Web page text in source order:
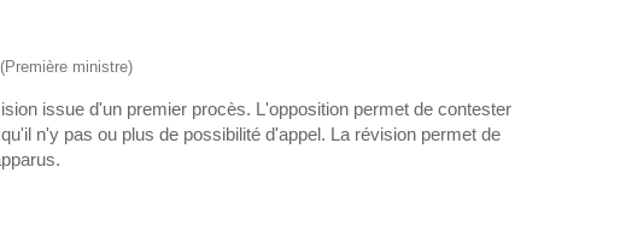
ministre)
issue d'un premier procès. L'opposition permet de contester
n'y pas ou plus de possibilité d'appel. La révision permet de